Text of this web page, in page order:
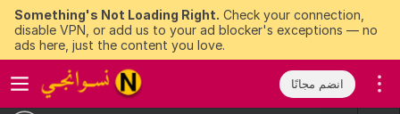
Something's Not Loading Right. Check your connection,
disable VPN, or add us to your ad blocker's exceptions — no
ads here, just the content you love.
انضم مجانًا